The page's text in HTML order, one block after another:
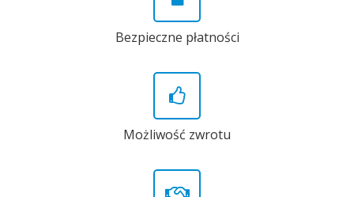
Bezpieczne płatności
Możliwość zwrotu